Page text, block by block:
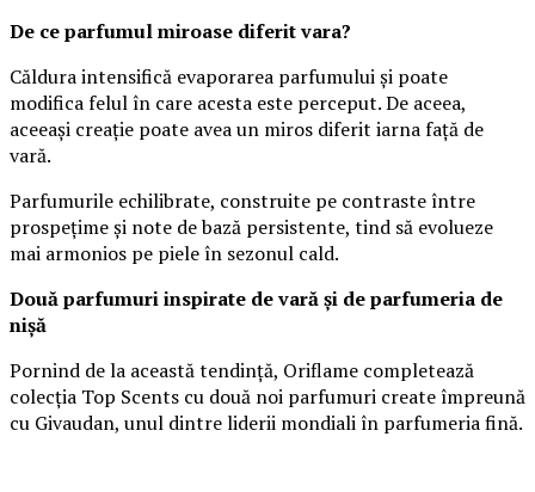
De ce parfumul miroase diferit vara?
Căldura intensifică evaporarea parfumului și poate
modifica felul în care acesta este perceput. De aceea,
aceeași creație poate avea un miros diferit iarna față de
vară.
Parfumurile echilibrate, construite pe contraste între
prospețime și note de bază persistente, tind să evolueze
mai armonios pe piele în sezonul cald.
Două parfumuri inspirate de vară și de parfumeria de
nișă
Pornind de la această tendință, Oriflame completează
colecția Top Scents cu două noi parfumuri create împreună
cu Givaudan, unul dintre liderii mondiali în parfumeria fină.